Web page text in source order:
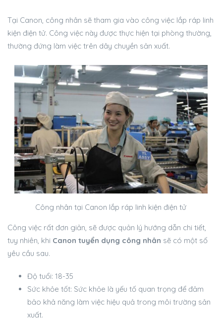
Tại Canon, công nhân sẽ tham gia vào công việc lắp ráp linh
kiện điện tử. Công việc này được thực hiện tại phòng thường,
thường đứng làm việc trên dây chuyền sản xuất.
Công nhân tại Canon lắp ráp linh kiện điện tử
Công việc rất đơn giản, sẽ được quản lý hướng dẫn chi tiết,
tuy nhiên, khi Canon tuyển dụng công nhân sẽ có một số
yêu cầu sau.
Độ tuổi: 18-35
Sức khỏe tốt: Sức khỏe là yếu tố quan trọng để đảm
bảo khả năng làm việc hiệu quả trong môi trường sản
xuất.